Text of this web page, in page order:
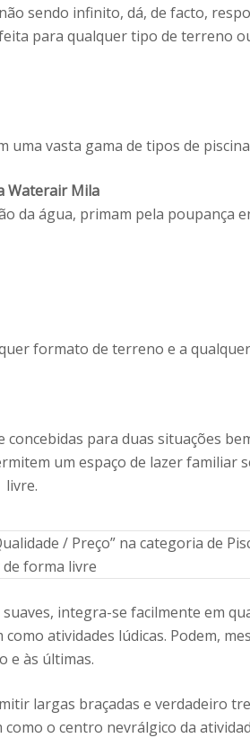
sendo infinito, dá, de facto,
para qualquer tipo de terreno
uma vasta gama de tipos de
da água, primam pela poupança
formato de terreno e a
para duas situações
um espaço de lazer familiar
livre.
/ Preço” na categoria de
de forma livre
integra-se facilmente em
atividades lúdicas. Podem,
e às últimas.
largas braçadas e verdadeiro
o centro nevrálgico da